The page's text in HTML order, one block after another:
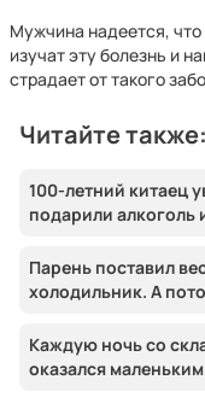
Мужчина надеется,
изучат эту болезнь и
страдает от такого
Читайте также:
100-летний китаец
подарили алкоголь
Парень поставил
холодильник. А
Каждую ночь со
оказался